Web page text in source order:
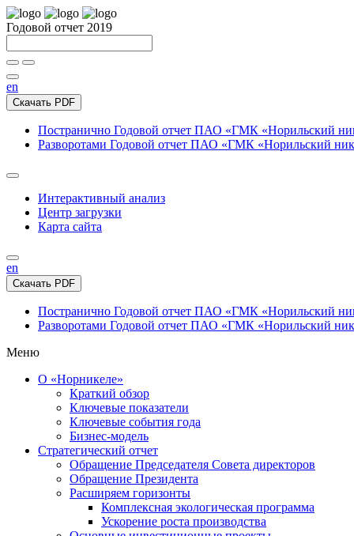
Годовой отчет 2019
en
Скачать PDF
Постранично Годовой отчет ПАО «ГМК «Норильский
Разворотами Годовой отчет ПАО «ГМК «Норильский
Интерактивный анализ
Центр загрузки
Карта сайта
en
Скачать PDF
Постранично Годовой отчет ПАО «ГМК «Норильский
Разворотами Годовой отчет ПАО «ГМК «Норильский
Меню
О «Норникеле»
Краткий обзор
Ключевые показатели
Ключевые события года
Бизнес-модель
Стратегический отчет
Обращение Председателя Совета директоров
Обращение Президента
Расширяем горизонты
Комплексная экологическая программа
Ускорение роста производства